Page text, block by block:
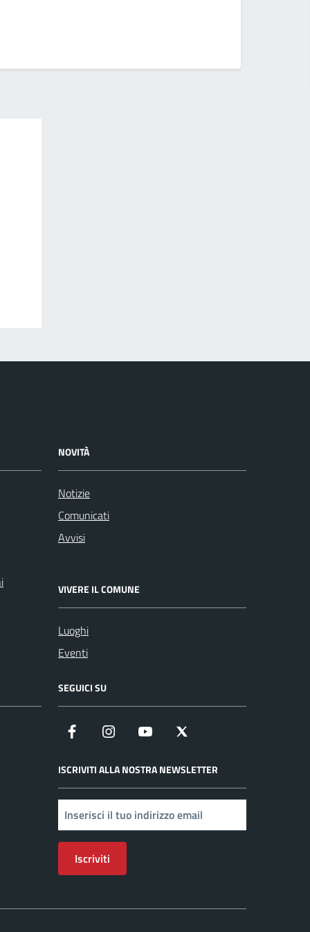
NOVITÀ
Notizie
Comunicati
Avvisi
VIVERE IL COMUNE
Luoghi
Eventi
SEGUICI SU
Facebook Instagram YouTube
ISCRIVITI ALLA NOSTRA NEWSLETTER